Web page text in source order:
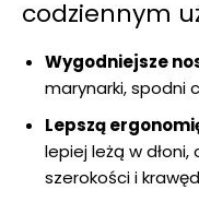
codziennym
Wygodniejsze
marynarki, spodni
Lepszą
lepiej leżą w
szerokości i